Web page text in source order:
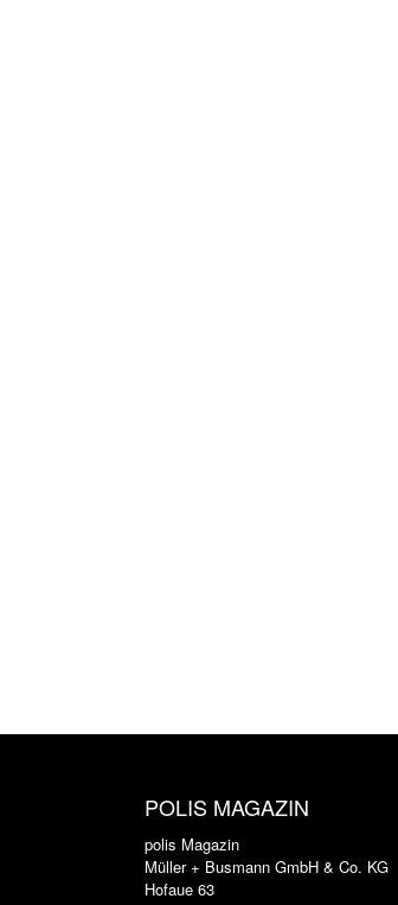
POLIS MAGAZIN
polis Magazin
Müller + Busmann GmbH & Co. KG
Hofaue 63